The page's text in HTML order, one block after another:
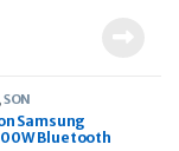
SON
Samsung
Bluetooth